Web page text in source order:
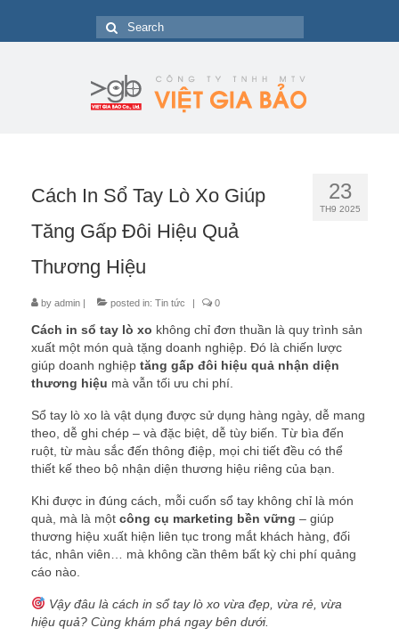
Search
for:
23
TH9 2025
Cách In Sổ Tay Lò Xo Giúp
Tăng Gấp Đôi Hiệu Quả
Thương Hiệu
by admin | posted in: Tin tức | 0
Cách in sổ tay lò xo không chỉ đơn thuần là quy trình sản
xuất một món quà tặng doanh nghiệp. Đó là chiến lược
giúp doanh nghiệp tăng gấp đôi hiệu quả nhận diện
thương hiệu mà vẫn tối ưu chi phí.
Sổ tay lò xo là vật dụng được sử dụng hàng ngày, dễ mang
theo, dễ ghi chép – và đặc biệt, dễ tùy biến. Từ bìa đến
ruột, từ màu sắc đến thông điệp, mọi chi tiết đều có thể
thiết kế theo bộ nhận diện thương hiệu riêng của bạn.
Khi được in đúng cách, mỗi cuốn sổ tay không chỉ là món
quà, mà là một công cụ marketing bền vững – giúp
thương hiệu xuất hiện liên tục trong mắt khách hàng, đối
tác, nhân viên… mà không cần thêm bất kỳ chi phí quảng
cáo nào.
Vậy đâu là cách in sổ tay lò xo vừa đẹp, vừa rẻ, vừa
hiệu quả? Cùng khám phá ngay bên dưới.